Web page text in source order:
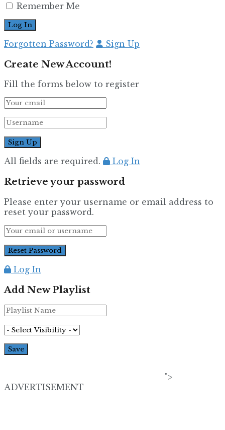
Remember Me
Forgotten Password? Sign Up
Create New Account!
Fill the forms below to register
All fields are required. Log In
Retrieve your password
Please enter your username or email address to
reset your password.
Log In
Add New Playlist
">
ADVERTISEMENT